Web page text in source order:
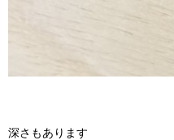
深さもあります